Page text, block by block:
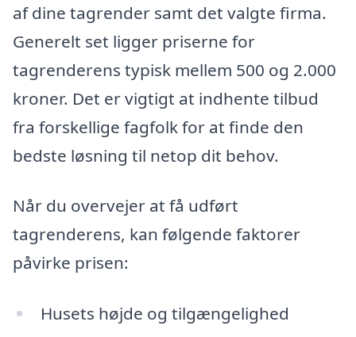
af dine tagrender samt det valgte firma.
Generelt set ligger priserne for
tagrenderens typisk mellem 500 og 2.000
kroner. Det er vigtigt at indhente tilbud
fra forskellige fagfolk for at finde den
bedste løsning til netop dit behov.
Når du overvejer at få udført
tagrenderens, kan følgende faktorer
påvirke prisen:
Husets højde og tilgængelighed